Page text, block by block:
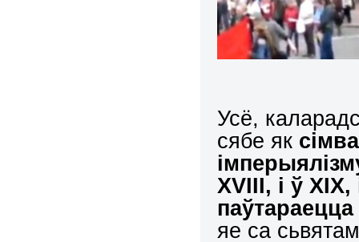
Усё,
сябе як
XVIII, і ў
яе са